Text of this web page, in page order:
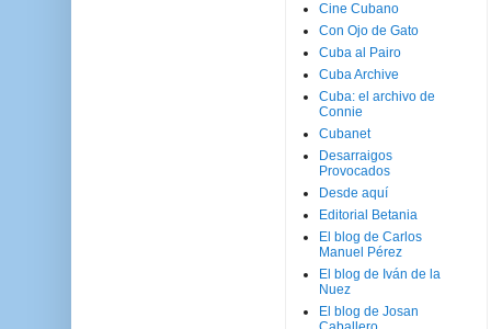
Cine Cubano
Con Ojo de Gato
Cuba al Pairo
Cuba Archive
Cuba: el archivo de
Connie
Cubanet
Desarraigos
Provocados
Desde aquí
Editorial Betania
El blog de Carlos
Manuel Pérez
El blog de Iván de la
Nuez
El blog de Josan